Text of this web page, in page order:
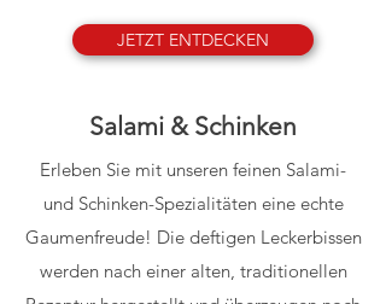
JETZT ENTDECKEN
Salami & Schinken
Erleben Sie mit unseren feinen Salami-
und Schinken-Spezialitäten eine echte
Gaumenfreude! Die deftigen Leckerbissen
werden nach einer alten, traditionellen